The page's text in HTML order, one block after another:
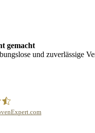
gemacht
und zuverlässige